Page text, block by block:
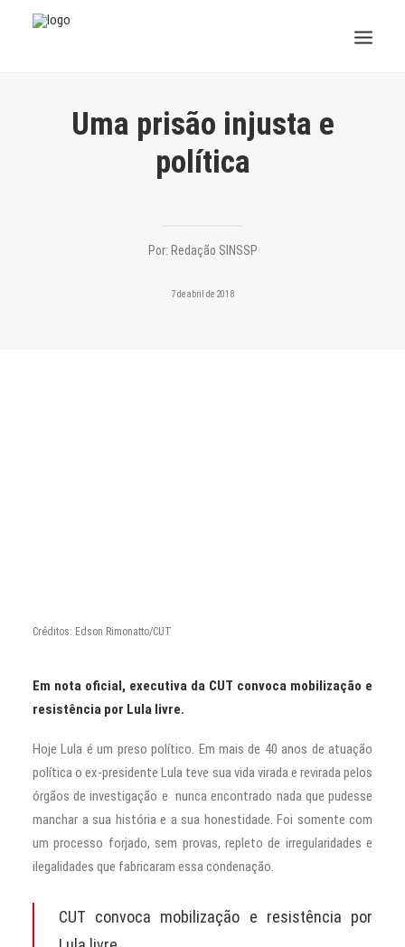
Uma prisão injusta e
política
Por: Redação SINSSP
7 de abril de 2018
Créditos: Edson Rimonatto/CUT
Em nota oficial, executiva da CUT convoca mobilização e
resistência por Lula livre.
Hoje Lula é um preso político. Em mais de 40 anos de atuação
política o ex-presidente Lula teve sua vida virada e revirada pelos
órgãos de investigação e nunca encontrado nada que pudesse
manchar a sua história e a sua honestidade. Foi somente com
um processo forjado, sem provas, repleto de irregularidades e
ilegalidades que fabricaram essa condenação.
CUT convoca mobilização e resistência por